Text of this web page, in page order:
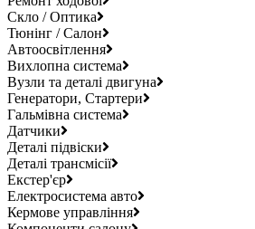
Скло / Оптика
Тюнінг / Салон
Автоосвітлення
Вихлопна система
Вузли та деталі двигуна
Генератори, Стартери
Гальмівна система
Датчики
Деталі підвіски
Деталі трансмісії
Екстер'єр
Електросистема авто
Кермове управління